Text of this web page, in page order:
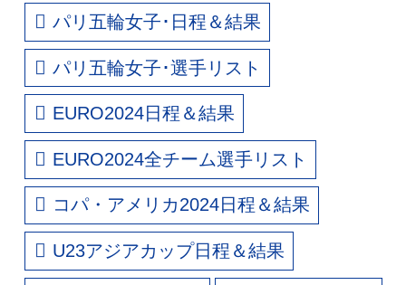
パリ五輪女子･日程＆結果
パリ五輪女子･選手リスト
EURO2024日程＆結果
EURO2024全チーム選手リスト
コパ・アメリカ2024日程＆結果
U23アジアカップ日程＆結果